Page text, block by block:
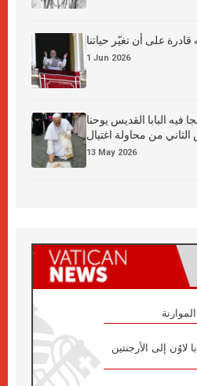
قادرة على أن تغيّر حياتنا
1 Jun 2026
فيه البابا القديس يوحنا
من محاولة اغتيال
13 May 2026
لاوُن إلى الأرجنتين